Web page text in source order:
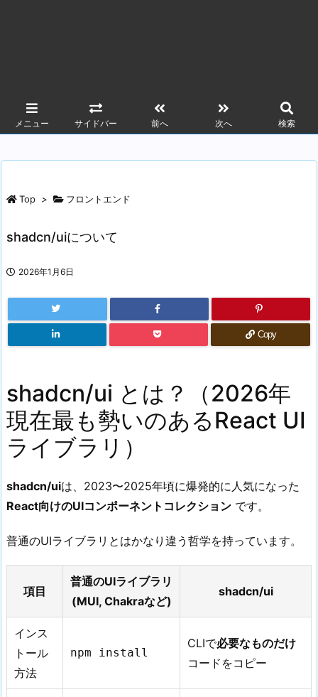
メニュー サイドバー 前へ 次へ 検索
Top > フロントエンド
shadcn/uiについて
2026年1月6日
Copy
shadcn/ui とは？（2026年
現在最も勢いのあるReact UI
ライブラリ）
shadcn/uiは、2023〜2025年頃に爆発的に人気になった
React向けのUIコンポーネントコレクション です。
普通のUIライブラリとはかなり違う哲学を持っています。
項目
普通のUIライブラリ
(MUI, Chakraなど)
shadcn/ui
インス
トール
方法
npm install
CLIで必要なものだけ
コードをコピー